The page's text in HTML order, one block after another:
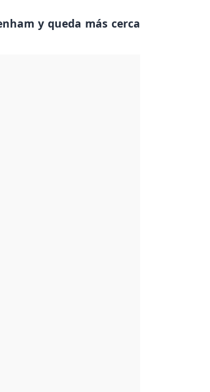
y queda más cerca